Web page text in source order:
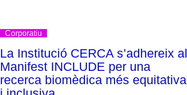
Corporatiu
La Institució CERCA s’adhereix al
Manifest INCLUDE per una
recerca biomèdica més equitativa